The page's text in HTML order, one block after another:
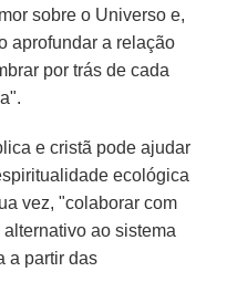
sobre o Universo e,
aprofundar a relação
por trás de cada
e cristã pode ajudar
ecológica
vez, "colaborar com
ao sistema
a partir das